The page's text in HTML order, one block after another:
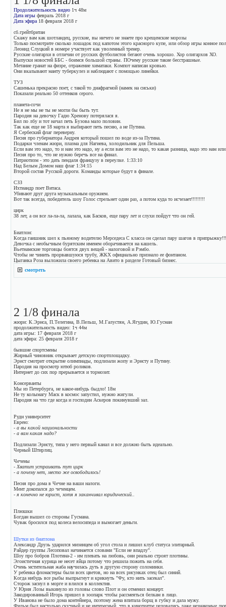
Продолжительность видео 1ч 48м
Дата игры февраль 2018 г
Дата эфира 18 февраля 2018 г
сб.грейтбритан
Скажу вам как шотландец, русские, вы ничего не знаете про крещенские морозы
Только посмотрите сколько лошадок под капотом этого краснорго купе, или обзор игры конное
Леонид Слуцкий в номере участвует как уволенный тренер.
Русские олигархи в отличии от русских футболистов бегают очень хорошо. Хор олигархов ХО.
Выпуски новостей ББС - боимся большой страны. ПОчему русские такие бесстрашные.
Метание гранат на физре, отражение химатаки. Компот написан кровью.
Они вкалывают манту туберкулез и наблюдают с помощью линейки.
ТУЗ
Сашенька прекрасно поет, с такой то диафрагмой (намек на сиськи)
Показали реально 50 оттенков серого.
планета-сочи
Не я не мы не ты не могли бы быть тут.
Пародия на девочку Гадю Хренову потерялася я.
Бил по лбу и тот начал петь Бузова мало половин.
Так как еще не 18 марта я выбирают петь песню, а не Путина.
Я Сербеский флаг переверну.
Песня про губернатора Андрея который пошел по воде из-за Путина.
Подарки членам жюри, плазма для Нагиева, холодильник для Пельша.
Если вам это надо, то и нам это надо, ну а если вам это не надо, то какая разница, надо это нам
Песня про то, что не нужно беречь все на финал.
Патриотизм - это дать пендаля французу в переулке. 1:33:10
Над Белым Домом наш флаг 1:34:15
Второй состав Русской дороги. Команды которые будут в финале.
СЗЗ
Ихтиандр поет Витаса.
Убивают друг друга музыкальным оружием.
Вот так всегда, победитель шоу Голос стрельнет один раз, а потом куда то исчезает!!!!!!!!!
цирк
38 лет, а он все ла-ла-ла, лалала, как Басков, еще пару лет и слухи пойдут что он гей.
Биатлон:
Когда гаишник шел к пьяному водителю Мерседеса С класса он сделал пару шагов в
Девочка с необычным бурятским именем оборачивается на кашель.
Вьетнамские торговцы боятся двух вещей - налоговой и Рэмбо.
Чтобы не чинить прорвавшуюся трубу, ЖКХ официально признало ее фонтаном.
Цыганка Роза выложила своего ребенка на Авито в разделе Готовый бизнес.
смотреть
2 1/8 финала
жюри: К.Эрнса, П.Телегина, В.Пельш, М.Галустян, А.Ягудин, Ю.Гусман
продолжительность видео: 1ч 44м
дата игры: 17 февраля 2018 г
дата эфира: 25 февраля 2018 г
бывшие спортсмены
Жирный чиновник открывает детскую спортплощадку.
Эрнст смотрит открытие олимпиады, подлизали жопу и Эрнсту и Путину.
Пародия на просмотр ютюб роликов.
Интернет до сих пор прерывается и тормозит.
Консерванты
Мы из Петербурга, не какое-нибудь быдло! 18м
Не ту колымагу Маск в космос запустил, нужно жигули.
Пародия на что где когда и господин Аскеров покинувший зал.
Рудн университет
Еврею:
- а вы какой национальности
- а вам какая надо?
Подлизали Эрнсту, типа у него первый канал и все должно быть идеально.
Черный Штирлиц.
Чечены
- Хватит устраивать тут цирк
- а почему нет, место же освободилось!
Песня про дома в Чечне на ваши налоги.
Мент докопался до чеченцем.
- я конечно не юрист, хотя я заканчивал юридический..
Плюшки
Богдан вышел со стороны Гусмана.
Чувак бросился под колеса велосипеда и вымогает деньги.
Шутки из биатлона
Александр Друзь ударился мизинцем об угол стола и лишил клуб статуса элитарный.
Райдер группы Лесоповал начинается словами "Если не впадлу".
Шоу про бобров Плотина-2 - им плевать на любовь, они реально строят плотины.
Эгоистичная курица не несет яйца потому что решила пожить на себя.
Очень мстительная жаба научилась дуть в другую сторону соломинки.
У ребенка фломастеры были всех цветов, но на всех рисунках отец был синий.
Когда нибудь все рыбы выпрыгнут и крикнуть "Фу, кто нить засекал".
Сторож заснул в морге и влился в коллектив.
У Юрия Лозы выкинуло из головы слово Плот и он отменил концерт.
Закодированный Игорь пришел в зоопарк чтобы рассмеяться белкам в лицо.
У Иванова не было дома контейнера, поэтому жена впитала борщ в губку и дала мужу.
Фильм был настолько скучный и не интересный, что в кинотеатре целовались даже незнакомые